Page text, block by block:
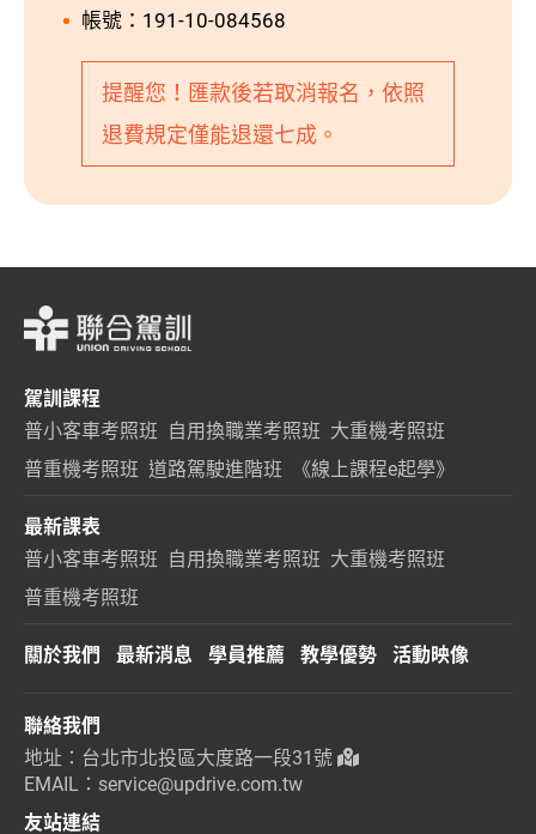
帳號：191-10-084568
提醒您！匯款後若取消報名，依照
退費規定僅能退還七成。
駕訓課程
普小客車考照班 自用換職業考照班 大重機考照班
普重機考照班 道路駕駛進階班 《線上課程e起學》
最新課表
普小客車考照班 自用換職業考照班 大重機考照班
普重機考照班
關於我們 最新消息 學員推薦 教學優勢 活動映像
聯絡我們
地址：台北市北投區大度路一段31號
EMAIL：service@updrive.com.tw
友站連結